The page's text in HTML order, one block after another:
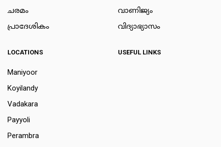
ചരമം
പ്രാദേശികം
വാണിജ്യം
വിദ്യാഭ്യാസം
LOCATIONS
Maniyoor
Koyilandy
Vadakara
Payyoli
Perambra
USEFUL LINKS